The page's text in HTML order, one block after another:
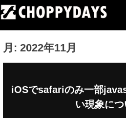
Skip
to
content
支援・ECサイト立ち上げ・Webマ
ムページ制作・Web開発・アプリ
月: 2022年11月
iOSでsafariのみ一部
い現象につ